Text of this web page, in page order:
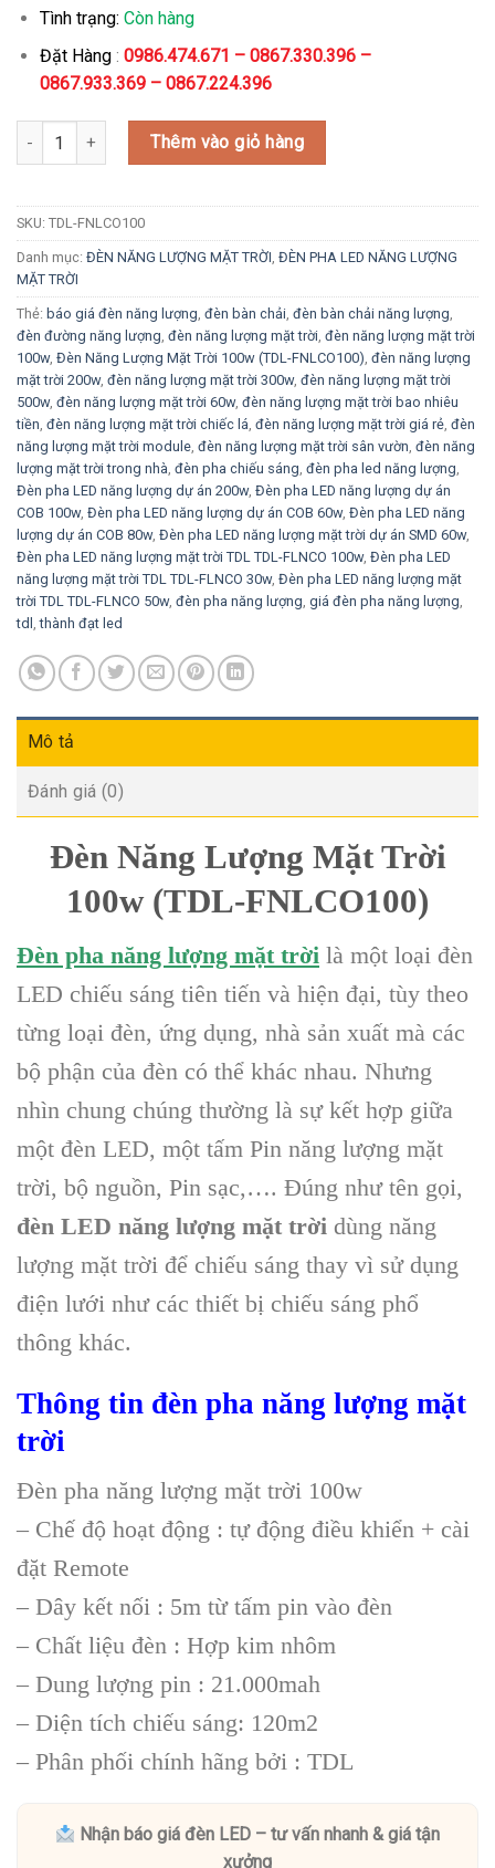
Tình trạng: Còn hàng
Đặt Hàng: 0986.474.671 – 0867.330.396 –
0867.933.369 – 0867.224.396
Đèn Năng Lượng Mặt Trời 100w (TDL-FNLCO100) số lượng
Thêm vào giỏ hàng
SKU: TDL-FNLCO100
Danh mục: ĐÈN NĂNG LƯỢNG MẶT TRỜI, ĐÈN PHA LED NĂNG LƯỢNG
MẶT TRỜI
Thẻ: báo giá đèn năng lượng, đèn bàn chải, đèn bàn chải năng lượng,
đèn đường năng lượng, đèn năng lượng mặt trời, đèn năng lượng mặt trời
100w, Đèn Năng Lượng Mặt Trời 100w (TDL-FNLCO100), đèn năng lượng
mặt trời 200w, đèn năng lượng mặt trời 300w, đèn năng lượng mặt trời
500w, đèn năng lượng mặt trời 60w, đèn năng lượng mặt trời bao nhiêu
tiền, đèn năng lượng mặt trời chiếc lá, đèn năng lượng mặt trời giá rẻ, đèn
năng lượng mặt trời module, đèn năng lượng mặt trời sân vườn, đèn năng
lượng mặt trời trong nhà, đèn pha chiếu sáng, đèn pha led năng lượng,
Đèn pha LED năng lượng dự án 200w, Đèn pha LED năng lượng dự án
COB 100w, Đèn pha LED năng lượng dự án COB 60w, Đèn pha LED năng
lượng dự án COB 80w, Đèn pha LED năng lượng mặt trời dự án SMD 60w,
Đèn pha LED năng lượng mặt trời TDL TDL-FLNCO 100w, Đèn pha LED
năng lượng mặt trời TDL TDL-FLNCO 30w, Đèn pha LED năng lượng mặt
trời TDL TDL-FLNCO 50w, đèn pha năng lượng, giá đèn pha năng lượng,
tdl ,thành đạt led
Mô tả
Đánh giá (0)
Đèn Năng Lượng Mặt Trời
100w (TDL-FNLCO100)
Đèn pha năng lượng mặt trời là một loại đèn
LED chiếu sáng tiên tiến và hiện đại, tùy theo
từng loại đèn, ứng dụng, nhà sản xuất mà các
bộ phận của đèn có thể khác nhau. Nhưng
nhìn chung chúng thường là sự kết hợp giữa
một đèn LED, một tấm Pin năng lượng mặt
trời, bộ nguồn, Pin sạc,…. Đúng như tên gọi,
đèn LED năng lượng mặt trời dùng năng
lượng mặt trời để chiếu sáng thay vì sử dụng
điện lưới như các thiết bị chiếu sáng phổ
thông khác.
Thông tin đèn pha năng lượng mặt
trời
Đèn pha năng lượng mặt trời 100w
– Chế độ hoạt động : tự động điều khiển + cài
đặt Remote
– Dây kết nối : 5m từ tấm pin vào đèn
– Chất liệu đèn : Hợp kim nhôm
– Dung lượng pin : 21.000mah
– Diện tích chiếu sáng: 120m2
– Phân phối chính hãng bởi : TDL
Nhận báo giá đèn LED – tư vấn nhanh & giá tận
xưởng